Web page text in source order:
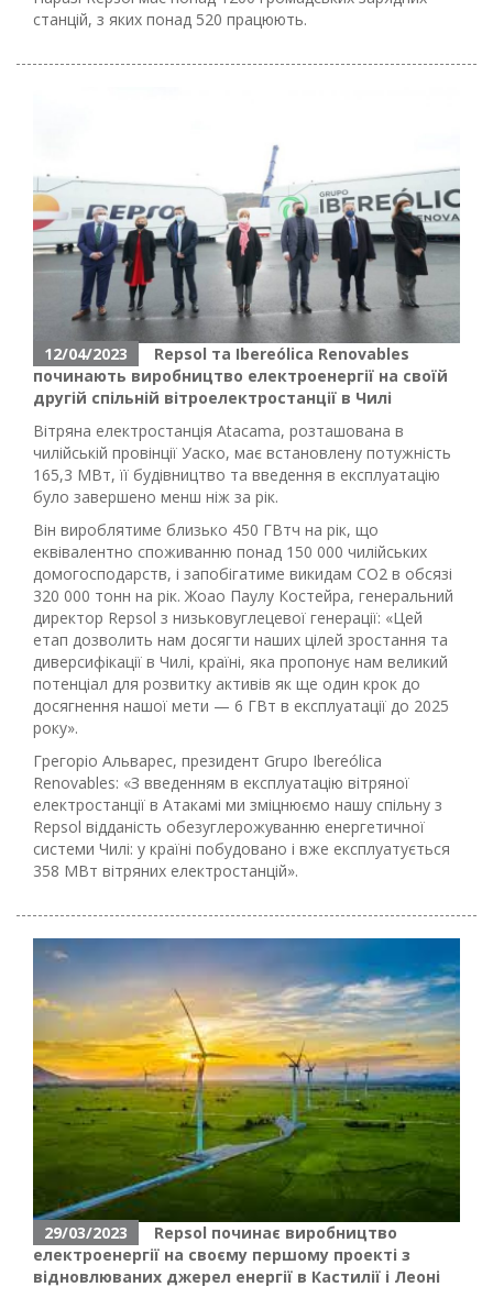
станцій, з яких понад 520 працюють.
12/04/2023
Repsol та Ibereólica Renovables
починають виробництво електроенергії на своїй
другій спільній вітроелектростанції в Чилі
Вітряна електростанція Atacama, розташована в
чилійській провінції Уаско, має встановлену потужність
165,3 МВт, її будівництво та введення в експлуатацію
було завершено менш ніж за рік.
Він вироблятиме близько 450 ГВтч на рік, що
еквівалентно споживанню понад 150 000 чилійських
домогосподарств, і запобігатиме викидам CO2 в обсязі
320 000 тонн на рік. Жоао Паулу Костейра, генеральний
директор Repsol з низьковуглецевої генерації: «Цей
етап дозволить нам досягти наших цілей зростання та
диверсифікації в Чилі, країні, яка пропонує нам великий
потенціал для розвитку активів як ще один крок до
досягнення нашої мети — 6 ГВт в експлуатації до 2025
року».
Грегоріо Альварес, президент Grupo Ibereólica
Renovables: «З введенням в експлуатацію вітряної
електростанції в Атакамі ми зміцнюємо нашу спільну з
Repsol відданість обезуглерожуванню енергетичної
системи Чилі: у країні побудовано і вже експлуатується
358 МВт вітряних електростанцій».
29/03/2023
Repsol починає виробництво
електроенергії на своєму першому проекті з
відновлюваних джерел енергії в Кастилії і Леоні